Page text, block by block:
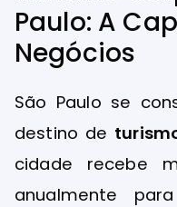
Paulo: A
Negócios
São Paulo se
destino de
cidade recebe
anualmente